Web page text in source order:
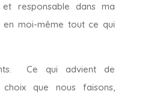
responsable dans ma
moi-même tout ce qui
Ce qui advient de
choix que nous faisons,